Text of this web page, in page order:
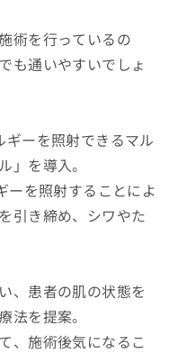
術を行っているの
も通いやすいでしょ
ーを照射できるマル
」を導入。
ーを照射することによ
引き締め、シワやた
、患者の肌の状態を
法を提案。
、施術後気になるこ